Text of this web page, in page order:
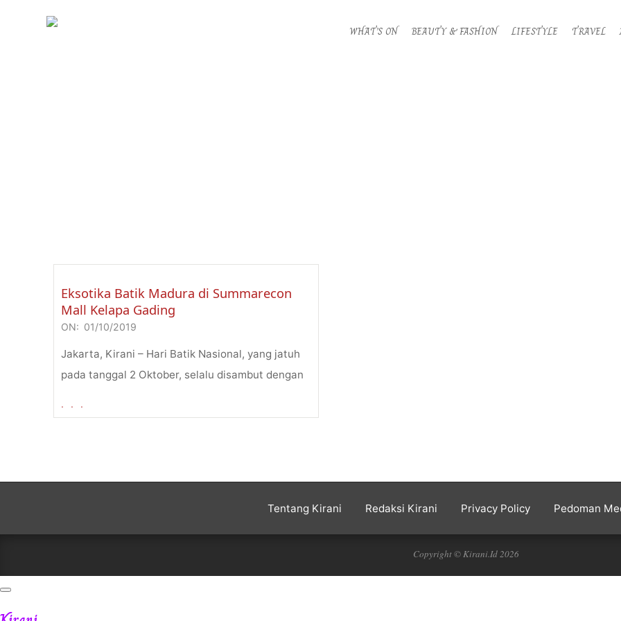
KIRANI WHAT’S ON BEAUTY & FASHION LIFESTYLE TRAVEL
Eksotika Batik Madura di Summarecon
Mall Kelapa Gading
2019-
10-
01
ON: 01/10/2019
Jakarta, Kirani – Hari Batik Nasional, yang jatuh
pada tanggal 2 Oktober, selalu disambut dengan
. . .
Tentang Kirani Redaksi Kirani Privacy Policy Pedoman
Copyright © Kirani.Id 2026